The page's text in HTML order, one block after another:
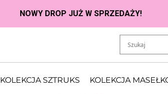
KOLEKCJA SZTRUKS KOLEKCJA